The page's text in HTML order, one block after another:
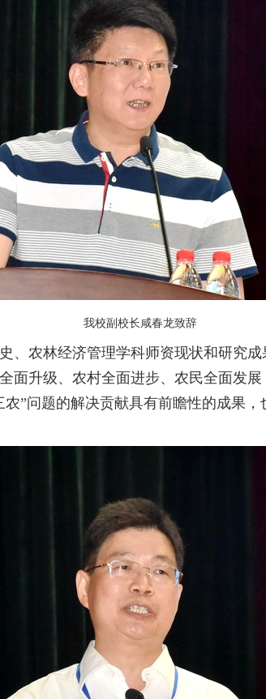
我校副校长咸春龙致辞
农林经济管理学科师资现状和研究成
面升级、农村全面进步、农民全面发
”问题的解决贡献具有前瞻性的成果